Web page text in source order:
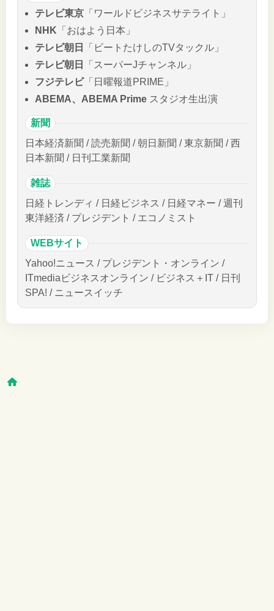
テレビ東京 「ワールドビジネスサテライト」
NHK 「おはよう日本」
テレビ朝日
「ビートたけしのTVタックル」
テレビ朝日
「スーパーJチャンネル」
フジテレビ「日曜報道PRIME」
ABEMA、ABEMA Prime スタジオ生出演
新聞
日本経済新聞 / 読売新聞 / 朝日新聞 / 東京新聞 / 西
日本新聞 / 日刊工業新聞
雑誌
日経トレンディ / 日経ビジネス / 日経マネー / 週刊
東洋経済 / プレジデント / エコノミスト
WEBサイト
Yahoo!ニュース / プレジデント・オンライン /
ITmediaビジネスオンライン / ビジネス＋IT / 日刊
SPA! / ニュースイッチ